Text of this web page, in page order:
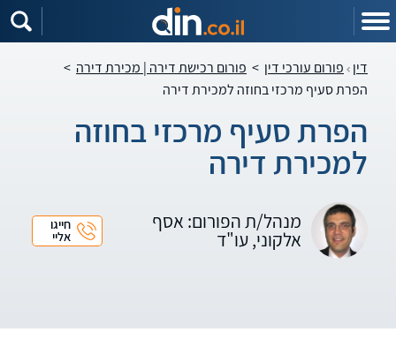
דין פורום עורכי דין > פורום רכישת דירה | מכירת דירה >
הפרת סעיף מרכזי בחוזה למכירת דירה
הפרת סעיף מרכזי בחוזה
למכירת דירה
מנהל/ת הפורום: אסף
אלקוני, עו"ד
חייגו
אליי